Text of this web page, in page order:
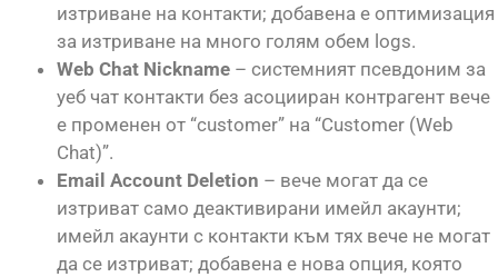
изтриване на контакти; добавена е оптимизация
за изтриване на много голям обем logs.
Web Chat Nickname – системният псевдоним за
уеб чат контакти без асоцииран контрагент вече
е променен от “customer” на “Customer (Web
Chat)”.
Email Account Deletion – вече могат да се
изтриват само деактивирани имейл акаунти;
имейл акаунти с контакти към тях вече не могат
да се изтриват; добавена е нова опция, която